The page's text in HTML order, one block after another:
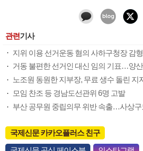
관련기사
지위 이용 선거운동 혐의 사하구청장 감형
모임 찬조 등 경남도선관위 6명 고발
국제신문 카카오플러스 친구